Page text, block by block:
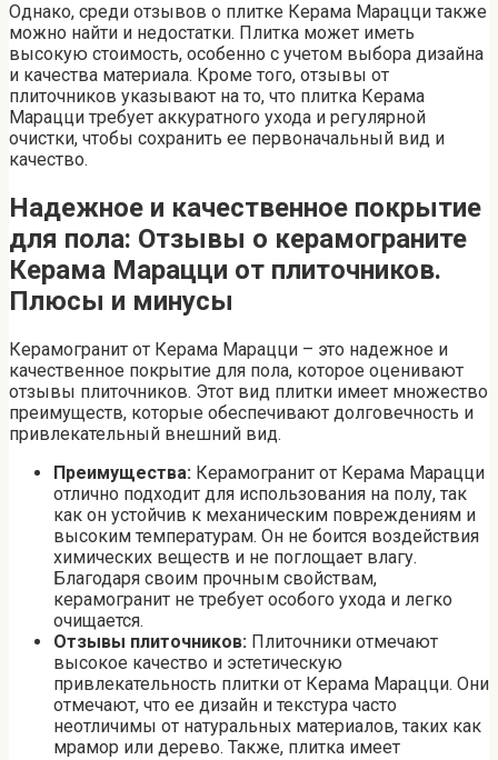
Однако, среди отзывов о плитке Керама Марацци также
можно найти и недостатки. Плитка может иметь
высокую стоимость, особенно с учетом выбора дизайна
и качества материала. Кроме того, отзывы от
плиточников указывают на то, что плитка Керама
Марацци требует аккуратного ухода и регулярной
очистки, чтобы сохранить ее первоначальный вид и
качество.
Надежное и качественное покрытие
для пола: Отзывы о керамограните
Керама Марацци от плиточников.
Плюсы и минусы
Керамогранит от Керама Марацци – это надежное и
качественное покрытие для пола, которое оценивают
отзывы плиточников. Этот вид плитки имеет множество
преимуществ, которые обеспечивают долговечность и
привлекательный внешний вид.
Преимущества: Керамогранит от Керама Марацци
отлично подходит для использования на полу, так
как он устойчив к механическим повреждениям и
высоким температурам. Он не боится воздействия
химических веществ и не поглощает влагу.
Благодаря своим прочным свойствам,
керамогранит не требует особого ухода и легко
очищается.
Отзывы плиточников: Плиточники отмечают
высокое качество и эстетическую
привлекательность плитки от Керама Марацци. Они
отмечают, что ее дизайн и текстура часто
неотличимы от натуральных материалов, таких как
мрамор или дерево. Также, плитка имеет